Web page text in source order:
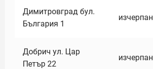
Димитровград бул.
България 1
изчерпан
Добрич ул. Цар
Петър 22
изчерпан